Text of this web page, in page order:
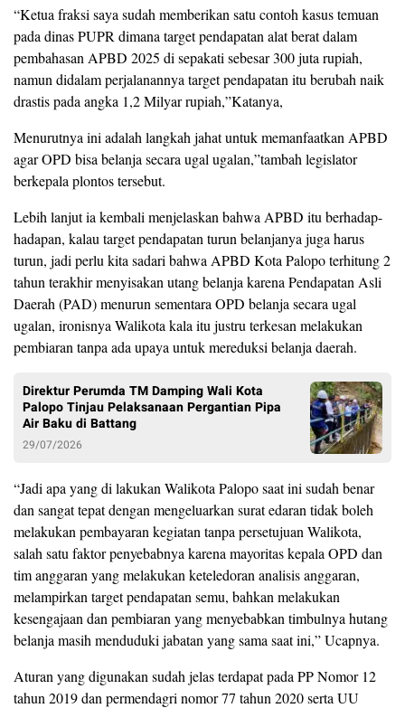
“Ketua fraksi saya sudah memberikan satu contoh kasus temuan
pada dinas PUPR dimana target pendapatan alat berat dalam
pembahasan APBD 2025 di sepakati sebesar 300 juta rupiah,
namun didalam perjalanannya target pendapatan itu berubah naik
drastis pada angka 1,2 Milyar rupiah,”Katanya,
Menurutnya ini adalah langkah jahat untuk memanfaatkan APBD
agar OPD bisa belanja secara ugal ugalan,”tambah legislator
berkepala plontos tersebut.
Lebih lanjut ia kembali menjelaskan bahwa APBD itu berhadap-
hadapan, kalau target pendapatan turun belanjanya juga harus
turun, jadi perlu kita sadari bahwa APBD Kota Palopo terhitung 2
tahun terakhir menyisakan utang belanja karena Pendapatan Asli
Daerah (PAD) menurun sementara OPD belanja secara ugal
ugalan, ironisnya Walikota kala itu justru terkesan melakukan
pembiaran tanpa ada upaya untuk mereduksi belanja daerah.
Direktur Perumda TM Damping Wali Kota
Palopo Tinjau Pelaksanaan Pergantian Pipa
Air Baku di Battang
29/07/2026
“Jadi apa yang di lakukan Walikota Palopo saat ini sudah benar
dan sangat tepat dengan mengeluarkan surat edaran tidak boleh
melakukan pembayaran kegiatan tanpa persetujuan Walikota,
salah satu faktor penyebabnya karena mayoritas kepala OPD dan
tim anggaran yang melakukan keteledoran analisis anggaran,
melampirkan target pendapatan semu, bahkan melakukan
kesengajaan dan pembiaran yang menyebabkan timbulnya hutang
belanja masih menduduki jabatan yang sama saat ini,” Ucapnya.
Aturan yang digunakan sudah jelas terdapat pada PP Nomor 12
tahun 2019 dan permendagri nomor 77 tahun 2020 serta UU